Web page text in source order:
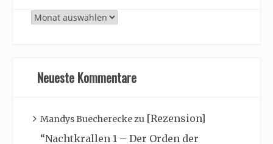
Archiv
Neueste Kommentare
Mandys Buechereckezu [Rezension]
“Nachtkrallen 1 – Der Orden der